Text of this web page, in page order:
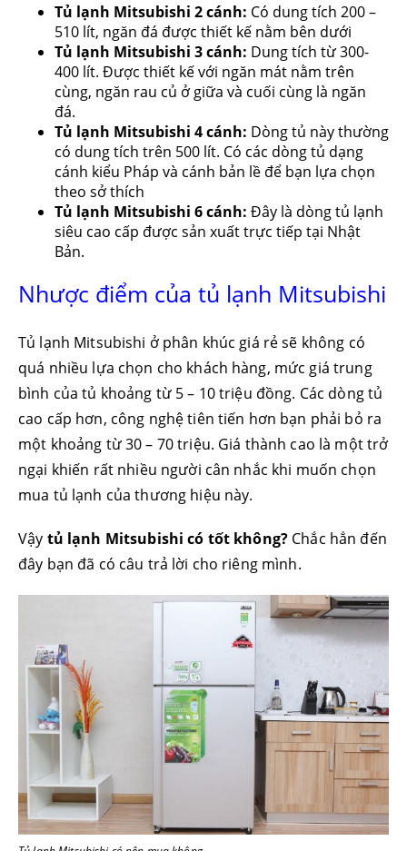
Tủ lạnh Mitsubishi 2 cánh: Có dung tích 200 –
510 lít, ngăn đá được thiết kế nằm bên dưới
Tủ lạnh Mitsubishi 3 cánh: Dung tích từ 300-
400 lít. Được thiết kế với ngăn mát nằm trên
cùng, ngăn rau củ ở giữa và cuối cùng là ngăn
đá.
Tủ lạnh Mitsubishi 4 cánh: Dòng tủ này thường
có dung tích trên 500 lít. Có các dòng tủ dạng
cánh kiểu Pháp và cánh bản lề để bạn lựa chọn
theo sở thích
Tủ lạnh Mitsubishi 6 cánh: Đây là dòng tủ lạnh
siêu cao cấp được sản xuất trực tiếp tại Nhật
Bản.
Nhược điểm của tủ lạnh Mitsubishi
Tủ lạnh Mitsubishi ở phân khúc giá rẻ sẽ không có
quá nhiều lựa chọn cho khách hàng, mức giá trung
bình của tủ khoảng từ 5 – 10 triệu đồng. Các dòng tủ
cao cấp hơn, công nghệ tiên tiến hơn bạn phải bỏ ra
một khoảng từ 30 – 70 triệu. Giá thành cao là một trở
ngại khiến rất nhiều người cân nhắc khi muốn chọn
mua tủ lạnh của thương hiệu này.
Vậy tủ lạnh Mitsubishi có tốt không? Chắc hẳn đến
đây bạn đã có câu trả lời cho riêng mình.